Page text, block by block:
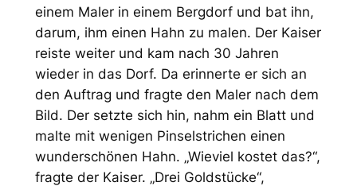
einem Maler in einem Bergdorf und bat ihn,
darum, ihm einen Hahn zu malen. Der Kaiser
reiste weiter und kam nach 30 Jahren
wieder in das Dorf. Da erinnerte er sich an
den Auftrag und fragte den Maler nach dem
Bild. Der setzte sich hin, nahm ein Blatt und
malte mit wenigen Pinselstrichen einen
wunderschönen Hahn. „Wieviel kostet das?“,
fragte der Kaiser. „Drei Goldstücke“,